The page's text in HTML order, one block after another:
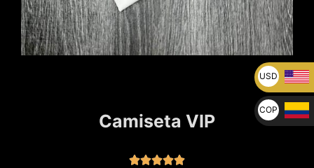
Camiseta VIP

USD
U$
COP
$